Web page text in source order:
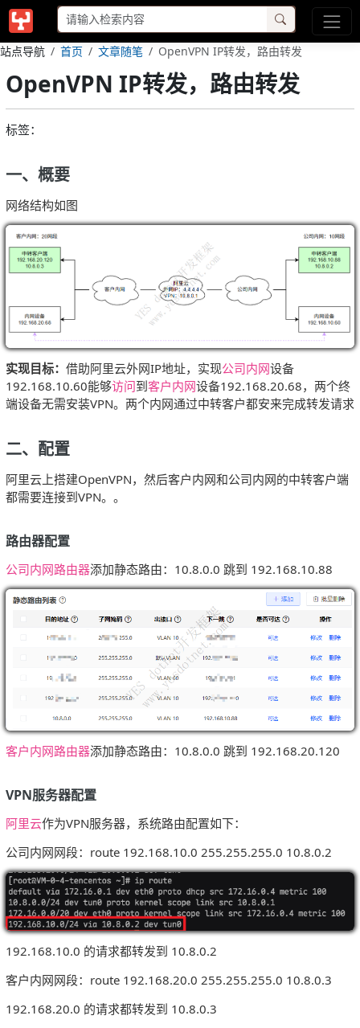
站点导航 首页 文章随笔 OpenVPN IP转发，路由转发
OpenVPN IP转发，路由转发
标签：
一、概要
网络结构如图
实现目标： 借助阿里云外网IP地址，实现公司内网设备
192.168.10.60能够访问到客户内网设备192.168.20.68，两个终
端设备无需安装VPN。两个内网通过中转客户都安来完成转发请求
二、配置
阿里云上搭建OpenVPN，然后客户内网和公司内网的中转客户端
都需要连接到VPN。。
路由器配置
公司内网路由器添加静态路由：10.8.0.0 跳到 192.168.10.88
客户内网路由器添加静态路由：10.8.0.0 跳到 192.168.20.120
VPN服务器配置
阿里云作为VPN服务器，系统路由配置如下：
公司内网网段：route 192.168.10.0 255.255.255.0 10.8.0.2
192.168.10.0 的请求都转发到 10.8.0.2
客户内网网段：route 192.168.20.0 255.255.255.0 10.8.0.3
192.168.20.0 的请求都转发到 10.8.0.3